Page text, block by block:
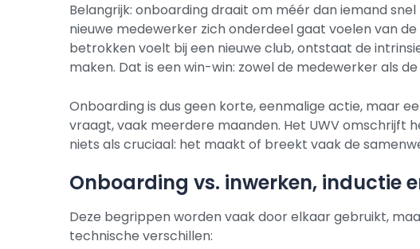
Belangrijk: onboarding draait om méér dan iemand
nieuwe medewerker zich onderdeel gaat voelen van
betrokken voelt bij een nieuwe club, ontstaat de
maken. Dat is een win-win: zowel de medewerker als
Onboarding is dus geen korte, eenmalige actie, maar
vraagt, vaak meerdere maanden. Het UWV omschrijft
niets als cruciaal: het maakt of breekt vaak de
Onboarding vs. inwerken, inductie
Deze begrippen worden vaak door elkaar gebruikt,
technische verschillen: